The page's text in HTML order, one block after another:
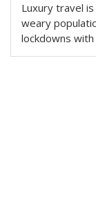
Luxury travel
weary
lockdowns